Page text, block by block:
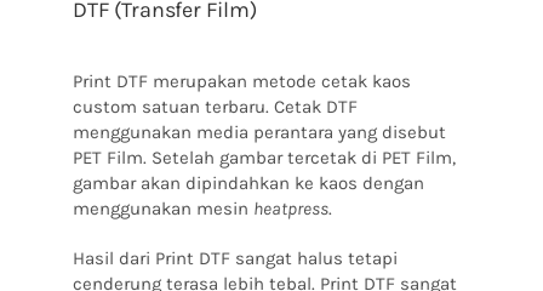
DTF (Transfer Film)
Print DTF merupakan metode cetak kaos
custom satuan terbaru. Cetak DTF
menggunakan media perantara yang disebut
PET Film. Setelah gambar tercetak di PET Film,
gambar akan dipindahkan ke kaos dengan
menggunakan mesin heatpress.
Hasil dari Print DTF sangat halus tetapi
cenderung terasa lebih tebal. Print DTF sangat